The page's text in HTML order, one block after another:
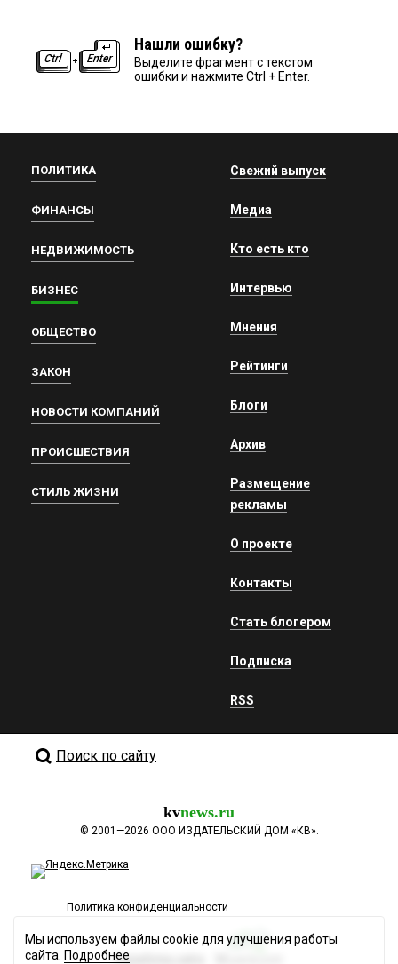
Нашли ошибку?
Выделите фрагмент с текстом
ошибки и нажмите Ctrl + Enter.
ПОЛИТИКА
ФИНАНСЫ
НЕДВИЖИМОСТЬ
БИЗНЕС
ОБЩЕСТВО
ЗАКОН
НОВОСТИ КОМПАНИЙ
ПРОИСШЕСТВИЯ
СТИЛЬ ЖИЗНИ
Свежий выпуск
Медиа
Кто есть кто
Интервью
Мнения
Рейтинги
Блоги
Архив
Размещение
рекламы
О проекте
Контакты
Стать блогером
Подписка
RSS
Поиск по сайту
kvnews.ru
© 2001—2026 ООО ИЗДАТЕЛЬСКИЙ ДОМ «КВ».
Политика конфиденциальности
Разработка сайта
Мы используем файлы cookie для улучшения работы
сайта. Подробнее